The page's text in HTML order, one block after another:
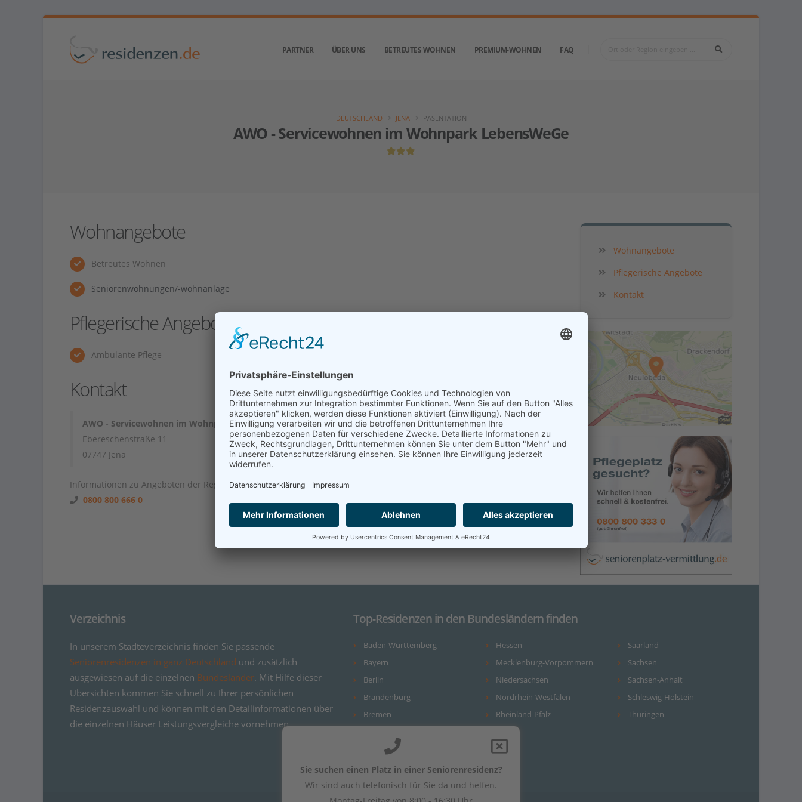
PARTNER ÜBER UNS BETREUTES WOHNEN PREMIUM-WOHNEN FAQ
AWO - Servicewohnen im Wohnpark LebensWeGe
DEUTSCHLAND JENA PÄSENTATION
Wohnangebote
Betreutes Wohnen
Seniorenwohnungen/-wohnanlage
Pflegerische Angebote
Ambulante Pflege
Kontakt
AWO - Servicewohnen im Wohnpark LebensWeGe
Ebereschenstraße 11
07747 Jena
Informationen zu Angeboten der Region unter
0800 800 666 0
Leider kann das Haus über residenzen.de nicht direkt
angefragt werden.
Wohnangebote
Pflegerische Angebote
Kontakt
Verzeichnis
In unserem Städteverzeichnis finden Sie passende
Seniorenresidenzen in ganz Deutschland und zusätzlich
ausgewiesen auf die einzelnen Bundesländer. Mit Hilfe dieser
Übersichten kommen Sie schnell zu Ihrer persönlichen
Residenzauswahl und können mit den Detailinformationen über
die einzelnen Häuser Leistungsvergleiche vornehmen.
Top-Residenzen in den Bundesländern finden
Baden-Württemberg
Bayern
Berlin
Brandenburg
Bremen
Hessen
Mecklenburg-Vorpommern
Niedersachsen
Nordrhein-Westfalen
Rheinland-Pfalz
Saarland
Sachsen
Sachsen-Anhalt
Schleswig-Holstein
Thüringen
Sie suchen einen Platz in einer Seniorenresidenz?
Wir sind auch telefonisch für Sie da und helfen.